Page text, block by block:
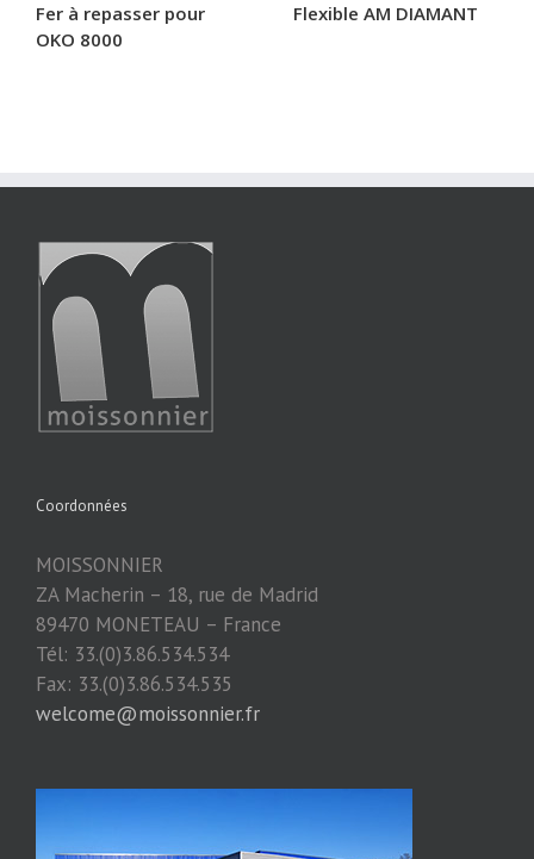
Fer à repasser pour
OKO 8000
Flexible AM DIAMANT
Coordonnées
MOISSONNIER
ZA Macherin – 18, rue de Madrid
89470 MONETEAU – France
Tél: 33.(0)3.86.534.534
Fax: 33.(0)3.86.534.535
welcome@moissonnier.fr